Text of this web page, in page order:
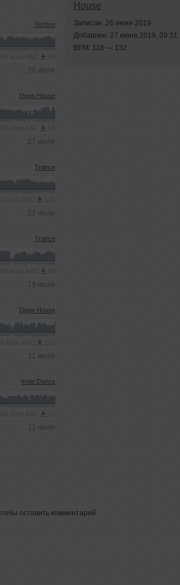
Techno
29 июля
Deep House
27 июля
Trance
22 июля
Trance
19 июля
Deep House
11 июля
Indie Dance
11 июля
House
Записан: 26 июня 2019
Добавлен: 27 июня 2019, 09:31
BPM: 118 — 132
оставить комментарий